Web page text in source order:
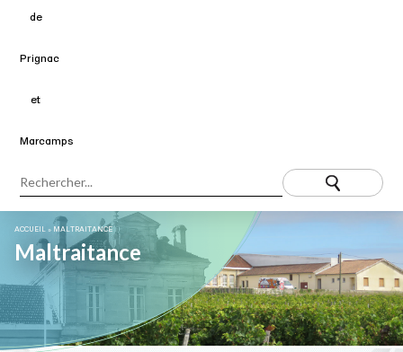
ACCUEIL » MALTRAITANCE
Maltraitance